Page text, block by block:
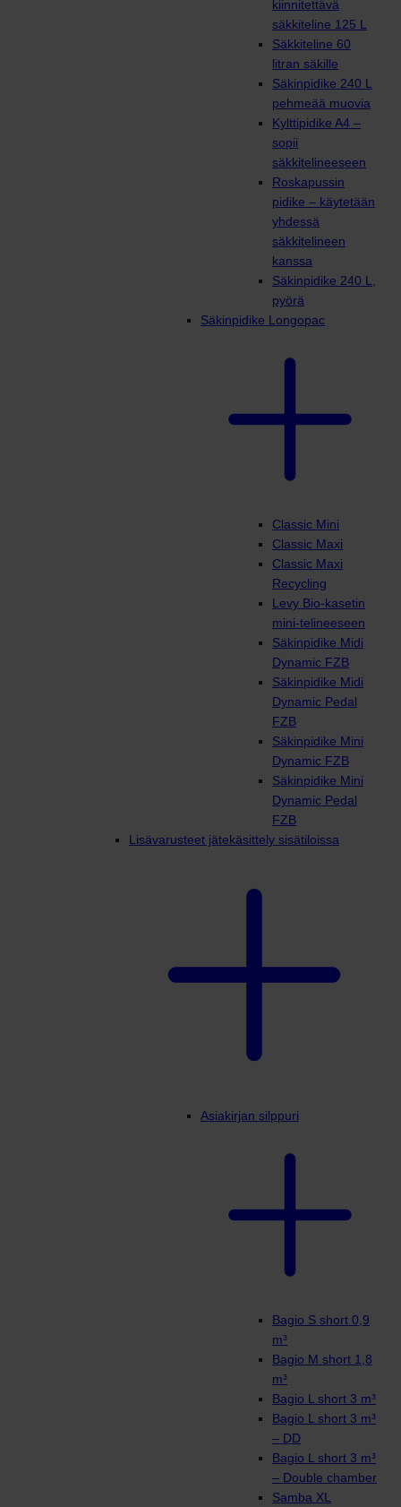
kiinnitettävä
säkkiteline 125 L
Säkkiteline 60
litran säkille
Säkinpidike 240 L
pehmeää muovia
Kylttipidike A4 –
sopii
säkkitelineeseen
Roskapussin
pidike – käytetään
yhdessä
säkkitelineen
kanssa
Säkinpidike 240 L,
pyörä
Säkinpidike Longopac
Classic Mini
Classic Maxi
Classic Maxi
Recycling
Levy Bio-kasetin
mini-telineeseen
Säkinpidike Midi
Dynamic FZB
Säkinpidike Midi
Dynamic Pedal
FZB
Säkinpidike Mini
Dynamic FZB
Säkinpidike Mini
Dynamic Pedal
FZB
Lisävarusteet jätekäsittely sisätiloissa
Asiakirjan silppuri
Bagio S short 0,9
m³
Bagio M short 1,8
m³
Bagio L short 3 m³
Bagio L short 3 m³
– DD
Bagio L short 3 m³
– Double chamber
Samba XL